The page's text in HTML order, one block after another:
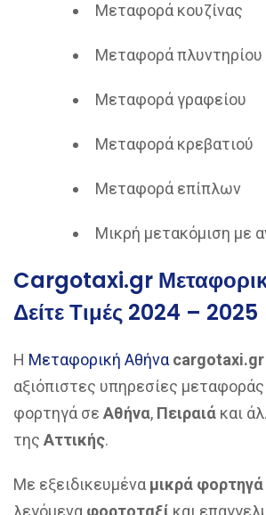
Μεταφορά κουζίνας
Μεταφορά πλυντηρίου
Μεταφορά γραφείου
Μεταφορά κρεβατιού
Μεταφορά επίπλων
Μικρή μετακόμιση με
Cargotaxi.gr
Δείτε Τιμές 2024 – 2025
Η Μεταφορική Αθήνα cargotaxi.gr
αξιόπιστες υπηρεσίες
φορτηγά σε Αθήνα, Πειραιά και
της Αττικής.
Με εξειδικευμένα μικρά φορτηγά
λεγόμενα φορτοταξί και